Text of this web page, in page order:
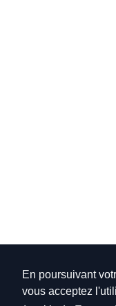
En poursuivant
vous acceptez